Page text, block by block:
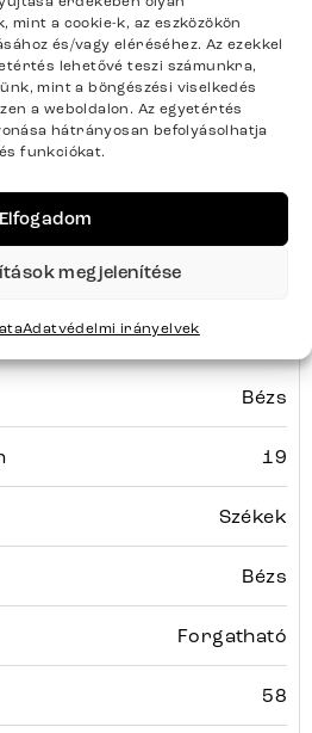
mint a cookie-k, az eszközökön
és/vagy eléréséhez. Az ezekkel
lehetővé teszi számunkra,
mint a böngészési viselkedés
a weboldalon. Az egyetértés
hátrányosan befolyásolhatja
funkciókat.
Elfogadom
megjelenítése
Adatvédelmi irányelvek
Teljes sorozat részletei
Bézs
19
Székek
Bézs
Forgatható
58